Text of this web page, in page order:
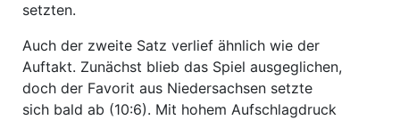
setzten.
Auch der zweite Satz verlief ähnlich wie der
Auftakt. Zunächst blieb das Spiel ausgeglichen,
doch der Favorit aus Niedersachsen setzte
sich bald ab (10:6). Mit hohem Aufschlagdruck